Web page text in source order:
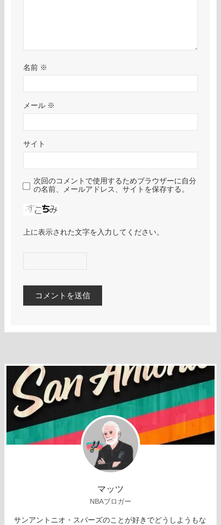
名前 ※
メール ※
サイト
次回のコメントで使用するためブラウザーに自分
の名前、メールアドレス、サイトを保存する。
上に表示された文字を入力してください。
マッツ
NBAブロガー
サンアントニオ・スパーズのことが好きでどうしようもな